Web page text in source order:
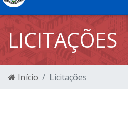
LICITAÇÕES
Início Licitações